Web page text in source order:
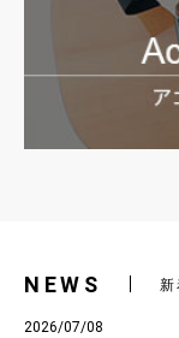
NEWS 新
2026/07/08